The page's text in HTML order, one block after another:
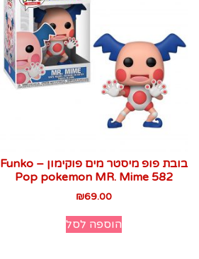
בובת פופ מיסטר מים פוקימון – Funko
Pop pokemon MR. Mime 582‏
₪69.00
הוספה לסל